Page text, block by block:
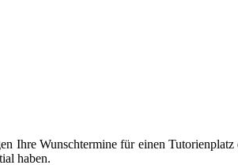
Ihre Wunschtermine für einen
haben.